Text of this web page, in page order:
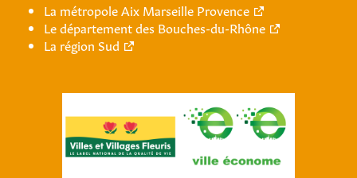
La métropole Aix Marseille Provence
Le département des Bouches-du-Rhône
La région Sud